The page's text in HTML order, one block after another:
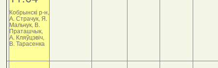
Кобрынскі р-н,
А. Страчук, Я.
Мальчук, В.
Праташчык,
А. Кляўцэвіч,
В. Тарасенка